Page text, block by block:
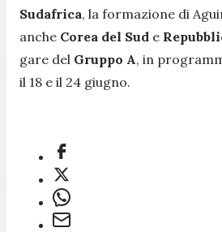
Sudafrica, la formazione di
anche Corea del Sud e
gare del Gruppo A, in
il 18 e il 24 giugno.